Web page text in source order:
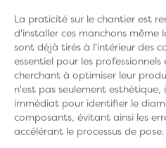
La praticité sur le chantier est
d'installer ces manchons même
sont déjà tirés à l'intérieur des
essentiel pour les
cherchant à optimiser leur
n'est pas seulement esthétique,
immédiat pour identifier le
composants, évitant ainsi les
accélérant le processus de pose.